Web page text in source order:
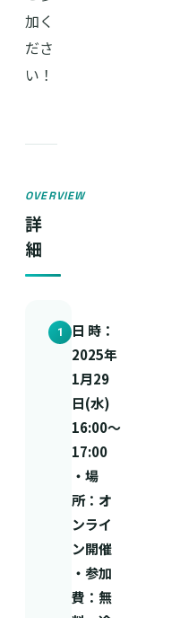
加く
ださ
い！
OVERVIEW
詳
細
1
日 時：
2025年
1月29
日(水)
16:00〜
17:00
・場
所：オ
ンライ
ン開催
・参加
費：無